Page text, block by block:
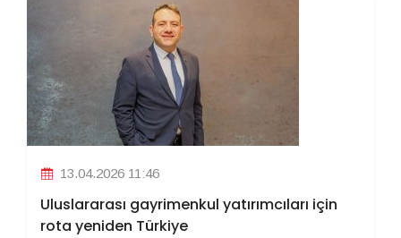
13.04.2026 11:46
Uluslararası gayrimenkul yatırımcıları için
rota yeniden Türkiye